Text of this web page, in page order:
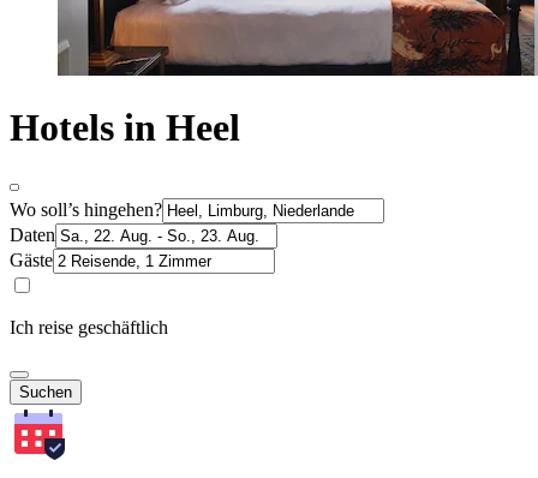
Hotels in Heel
Wo soll’s hingehen?
Daten
Gäste
Ich reise geschäftlich
Suchen